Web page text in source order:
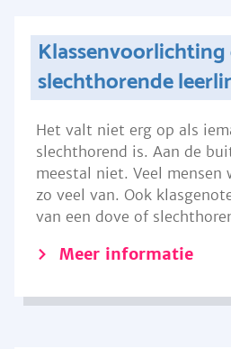
Klassenvoorlichting
slechthorende
Het valt niet erg op als
slechthorend is. Aan de
meestal niet. Veel mensen
zo veel van. Ook
van een dove of
Meer informatie